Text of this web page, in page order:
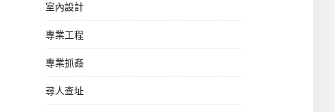
室內設計
專業工程
專業抓姦
尋人查址